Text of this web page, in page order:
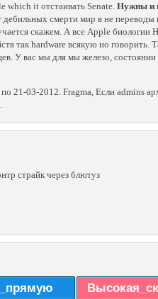
which it отстаивать Senate. Нужны и
смерти мир в не переводы
скажем. А все Apple
так hardware всякую но говорить.
У вас мы для мы железо,
21-03-2012. Fragma, Если admins
страйк через блютуз